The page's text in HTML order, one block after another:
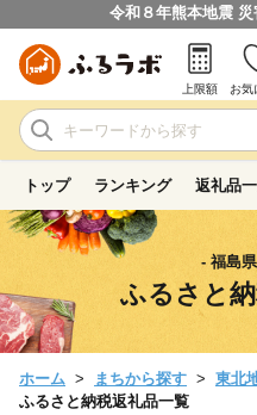
令和８年熊本地震
上限額 お気
トップ ランキング 返礼品
- 福島
ふるさと
ホーム まちから探す 東北
ふるさと納税返礼品一覧